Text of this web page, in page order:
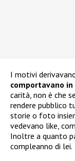
I motivi
comportavano
carità, non è che
rendere pubblico
storie o foto
vedevano like,
Inoltre a quanto
compleanno di lei.